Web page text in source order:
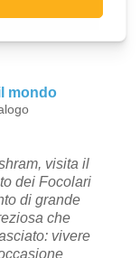
mondo
visita il
dei Focolari
di grande
che
vivere